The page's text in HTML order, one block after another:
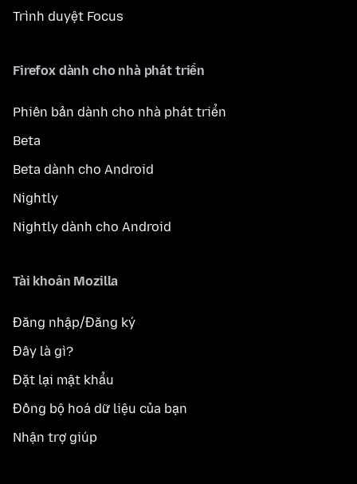
Trình duyệt Focus
Firefox dành cho nhà phát triển
Phiên bản dành cho nhà phát triển
Beta
Beta dành cho Android
Nightly
Nightly dành cho Android
Tài khoản Mozilla
Đăng nhập/Đăng ký
Đây là gì?
Đặt lại mật khẩu
Đồng bộ hoá dữ liệu của bạn
Nhận trợ giúp